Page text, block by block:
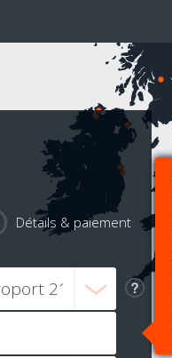
Détails & paiement